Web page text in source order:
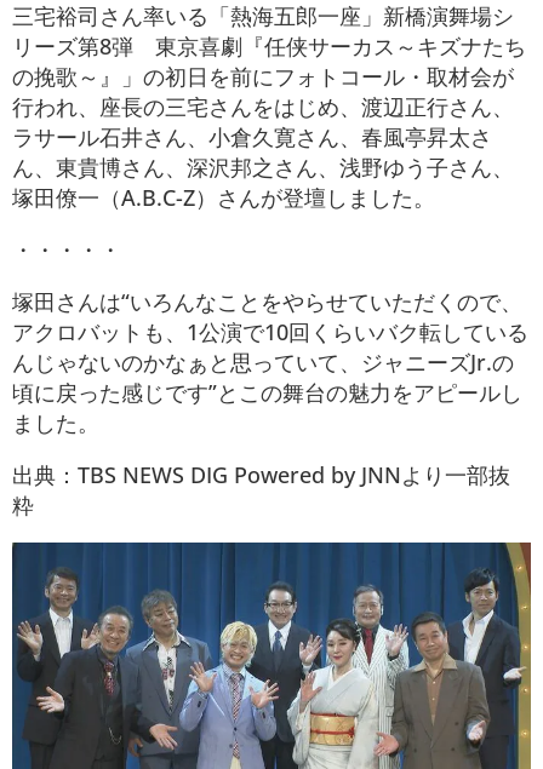
三宅裕司さん率いる「熱海五郎一座」新橋演舞場シ
リーズ第8弾 東京喜劇『任侠サーカス～キズナたち
の挽歌～』」の初日を前にフォトコール・取材会が
行われ、座長の三宅さんをはじめ、渡辺正行さん、
ラサール石井さん、小倉久寛さん、春風亭昇太さ
ん、東貴博さん、深沢邦之さん、浅野ゆう子さん、
塚田僚一（A.B.C-Z）さんが登壇しました。
・・・・・
塚田さんは“いろんなことをやらせていただくので、
アクロバットも、1公演で10回くらいバク転している
んじゃないのかなぁと思っていて、ジャニーズJr.の
頃に戻った感じです”とこの舞台の魅力をアピールし
ました。
出典：TBS NEWS DIG Powered by JNNより一部抜
粋